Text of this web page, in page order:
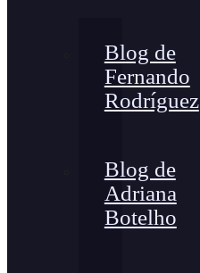
Blog de
Fernando
Rodríguez
Blog de
Adriana
Botelho